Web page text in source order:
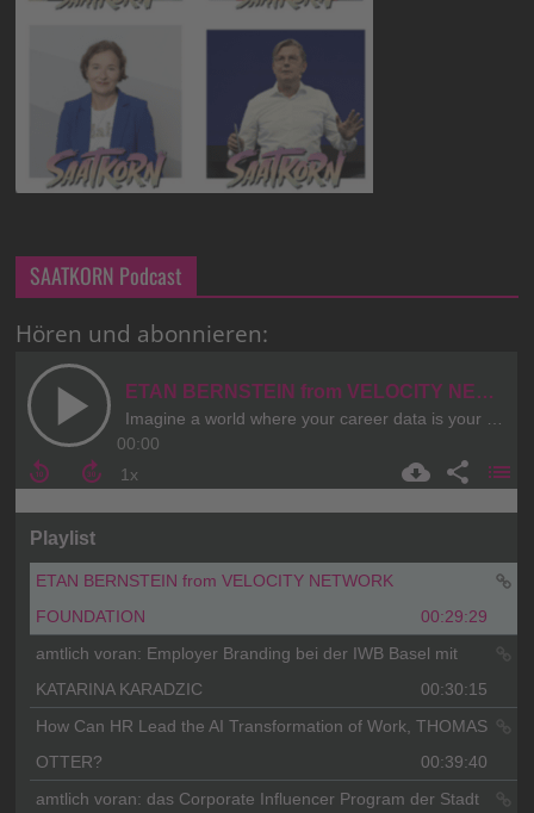
SAATKORN Podcast
Hören und abonnieren: